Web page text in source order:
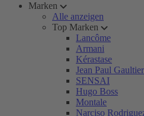
Marken
Alle anzeigen
Top Marken
Lancôme
Armani
Kérastase
Jean Paul Gaultier
SENSAI
Hugo Boss
Montale
Narciso